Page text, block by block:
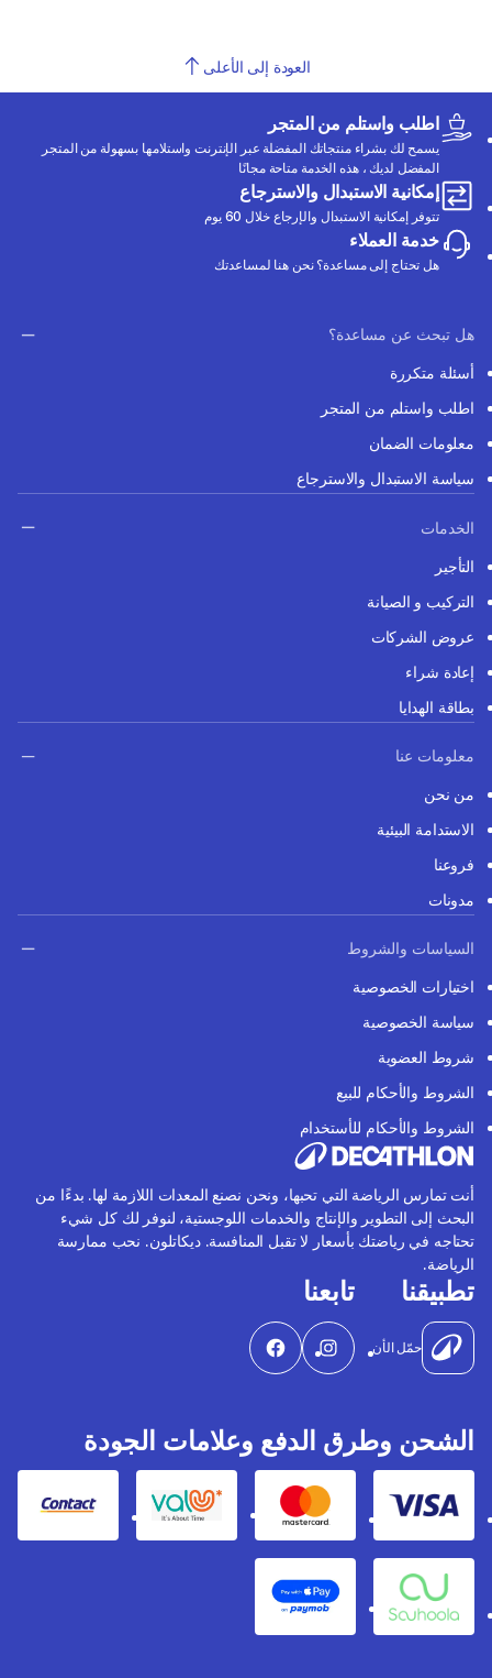
العودة إلى الأعلى
اطلب واستلم من المتجر
يسمح لك بشراء منتجاتك المفضلة عبر الإنترنت واستلامها بسهولة من المتجر
المفضل لديك ، هذه الخدمة متاحة مجانًا
إمكانية الاستبدال والاسترجاع
تتوفر إمكانية الاستبدال والإرجاع خلال 60 يوم
خدمة العملاء
هل تحتاج إلى مساعدة؟ نحن هنا لمساعدتك
هل تبحث عن مساعدة؟
أسئلة متكررة
اطلب واستلم من المتجر
معلومات الضمان
سياسة الاستبدال والاسترجاع
الخدمات
التأجير
التركيب و الصيانة
عروض الشركات
إعادة شراء
بطاقة الهدايا
معلومات عنا
من نحن
الاستدامة البيئية
فروعنا
مدونات
السياسات والشروط
اختيارات الخصوصية
سياسة الخصوصية
شروط العضوية
الشروط والأحكام للبيع
الشروط والأحكام للأستخدام
أنت تمارس الرياضة التي تحبها، ونحن نصنع المعدات اللازمة لها. بدءًا من
البحث إلى التطوير والإنتاج والخدمات اللوجستية، لنوفر لك كل شيء
تحتاجه في رياضتك بأسعار لا تقبل المنافسة. ديكاتلون. نحب ممارسة
الرياضة.
تطبيقنا
حمّل الأن
تابعنا
الشحن وطرق الدفع وعلامات الجودة
Visa
Mastercard
Valu
Contact
Souhoola
Apple Pay